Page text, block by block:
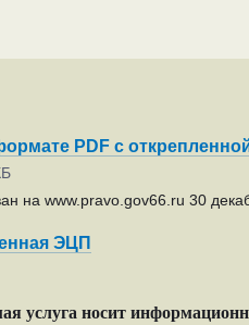
PDF с
на www.pravo.gov66.ru 30
ЭЦП
услуга носит